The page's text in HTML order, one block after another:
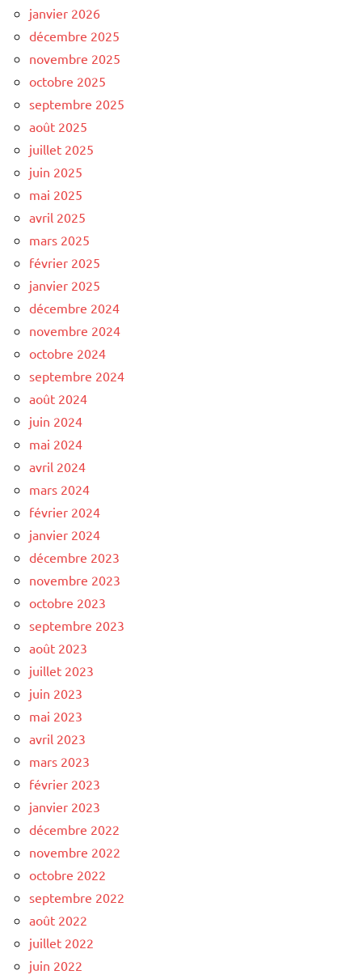
janvier 2026
décembre 2025
novembre 2025
octobre 2025
septembre 2025
août 2025
juillet 2025
juin 2025
mai 2025
avril 2025
mars 2025
février 2025
janvier 2025
décembre 2024
novembre 2024
octobre 2024
septembre 2024
août 2024
juin 2024
mai 2024
avril 2024
mars 2024
février 2024
janvier 2024
décembre 2023
novembre 2023
octobre 2023
septembre 2023
août 2023
juillet 2023
juin 2023
mai 2023
avril 2023
mars 2023
février 2023
janvier 2023
décembre 2022
novembre 2022
octobre 2022
septembre 2022
août 2022
juillet 2022
juin 2022